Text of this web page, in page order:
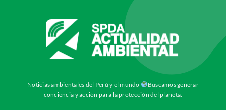
Noticias ambientales del Perú y el mundo
Buscamos generar
conciencia y acción para la protección del planeta.